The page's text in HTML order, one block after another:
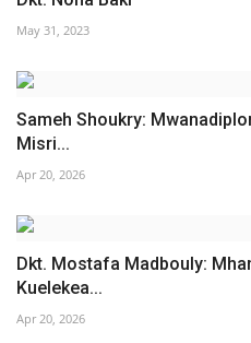
May 31, 2023
Sameh Shoukry:
Misri...
Apr 20, 2026
Dkt. Mostafa Madbouly:
Kuelekea...
Apr 20, 2026